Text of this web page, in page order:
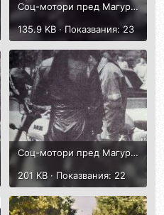
Соц-мотори пред Магура и Форум-1986-0.jpg
135.9 KB · Показвания: 23
Соц-мотори пред Магура и Форум-МЗет-лифт резервоар-1986-1.jpg
201 KB · Показвания: 22